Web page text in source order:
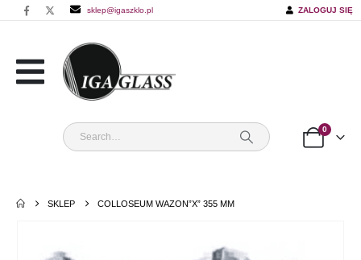
sklep@igaszklo.pl ZALOGUJ SIĘ
0
SKLEP COLLOSEUM WAZON”X” 355 MM